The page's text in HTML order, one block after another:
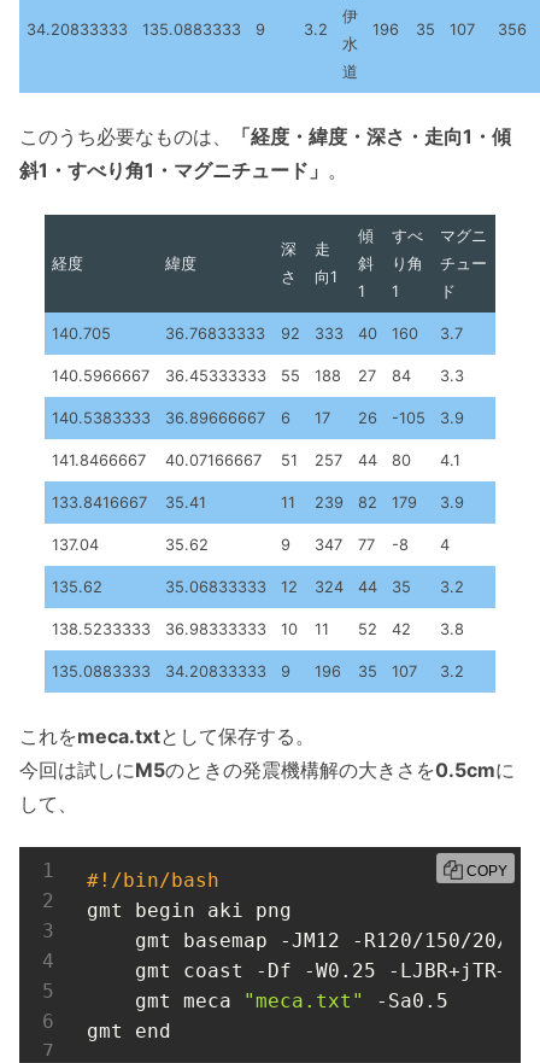
34.20833333 135.0883333 9 3.2
伊
水
道
196 35 107 356
このうち必要なものは、
「経度・緯度・深さ・走向1・傾
斜1・すべり角1・マグニチュード」 。
経度 緯度
深
さ
走
向1
傾
斜
1
すべ
り角
1
マグニ
チュー
ド
140.705 36.76833333 92 333 40 160 3.7
140.5966667 36.45333333 55 188 27 84 3.3
140.5383333 36.89666667 6 17 26 -105 3.9
141.8466667 40.07166667 51 257 44 80 4.1
133.8416667 35.41 11 239 82 179 3.9
137.04 35.62 9 347 77 -8 4
135.62 35.06833333 12 324 44 35 3.2
138.5233333 36.98333333 10 11 52 42 3.8
135.0883333 34.20833333 9 196 35 107 3.2
これをmeca.txtとして保存する。
今回は試しにM5のときの発震機構解の大きさを0.5cmに
して、
#!/bin/bash
gmt begin aki png
gmt basemap -JM12 -R120/150/20/
gmt coast -Df -W0.25 -
    gmt meca
"meca.txt"
-Sa0.5
gmt end
COPY